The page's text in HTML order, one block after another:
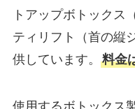
トアップボトックス
ティリフト（首の縦
供しています。 料金